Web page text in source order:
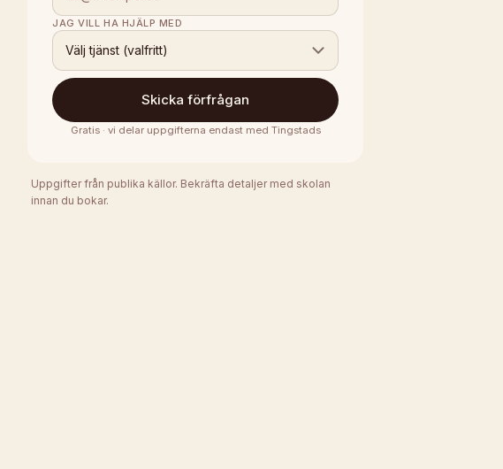
JAG VILL HA HJÄLP MED
Välj tjänst (valfritt)
Skicka förfrågan
Gratis · vi delar uppgifterna endast med Tingstads
Uppgifter från publika källor. Bekräfta detaljer med skolan
innan du bokar.